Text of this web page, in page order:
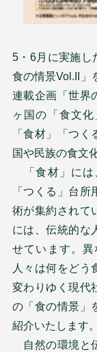
5・6月に実施し
食の情景Vol.II」
連載企画「世界
ヶ国の「食文
「食材」「つ
国や民族の食文
「食材」には
「つくる」台
術が集約されて
には、伝統的な
せています。
人々は何をどう
変わりゆく現代
の「食の情景」
紹介いたします。
自然の環境と